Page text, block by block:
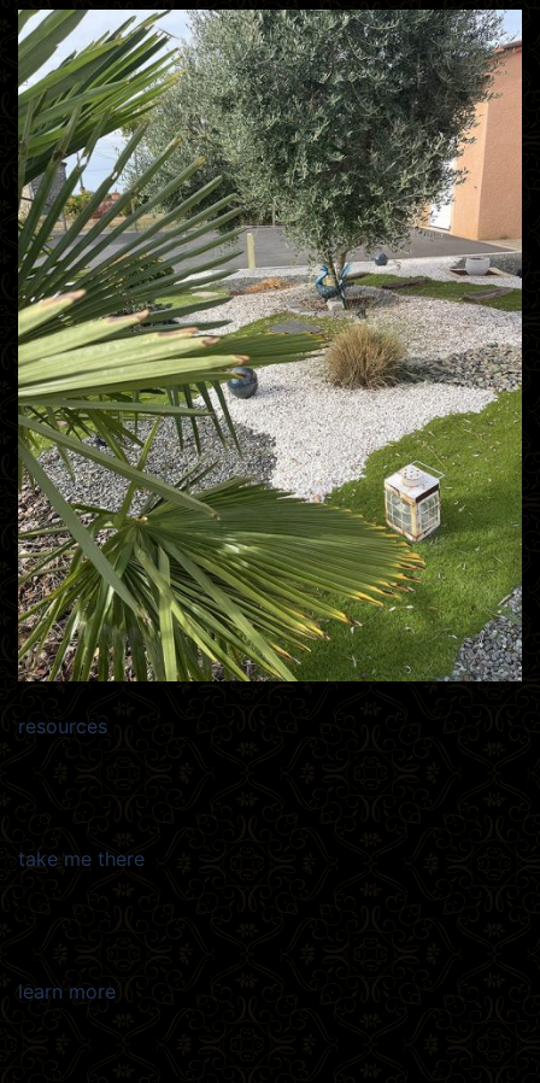
resources
take me there
learn more